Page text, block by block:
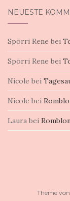
NEUESTE
Spörri Rene bei
Spörri Rene bei
Nicole bei
Nicole bei
Laura bei
Theme von